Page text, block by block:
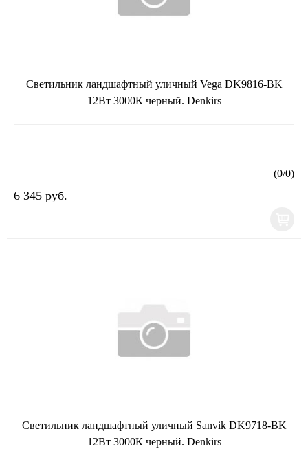
Светильник ландшафтный уличный Vega DK9816-BK
12Вт 3000К черный. Denkirs
(0/0)
6 345 руб.
Светильник ландшафтный уличный Sanvik DK9718-BK
12Вт 3000К черный. Denkirs